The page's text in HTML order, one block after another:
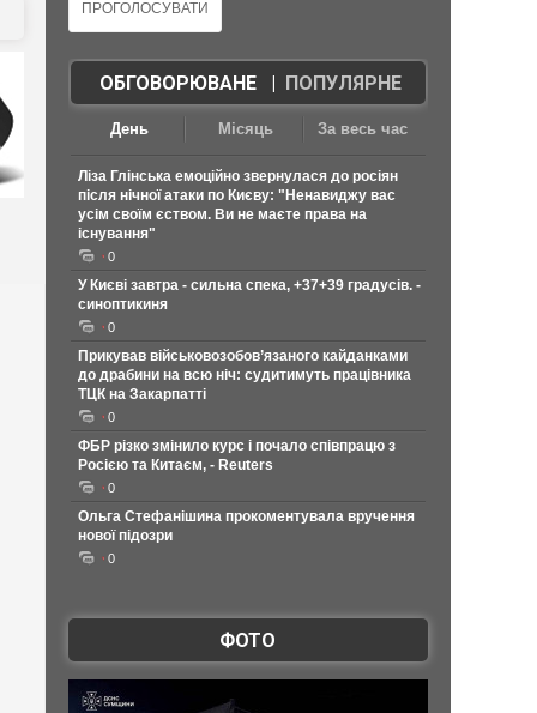
ОБГОВОРЮВАНЕ| ПОПУЛЯРНЕ
День Місяць За весь час
Ліза Глінська емоційно звернулася до росіян
після нічної атаки по Києву: "Ненавиджу вас
усім своїм єством. Ви не маєте права на
існування"
0
У Києві завтра - сильна спека, +37+39 градусів. -
синоптикиня
0
Прикував військовозобов’язаного кайданками
до драбини на всю ніч: судитимуть працівника
ТЦК на Закарпатті
0
ФБР різко змінило курс і почало співпрацю з
Росією та Китаєм, - Reuters
0
Ольга Стефанішина прокоментувала вручення
нової підозри
0
ФОТО